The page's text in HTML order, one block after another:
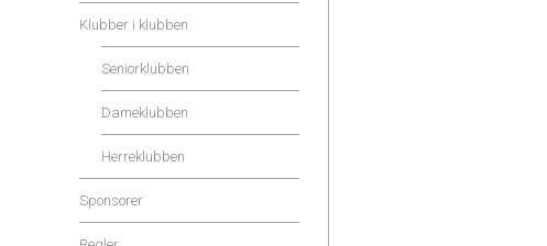
Klubber i klubben
Seniorklubben
Dameklubben
Herreklubben
Sponsorer